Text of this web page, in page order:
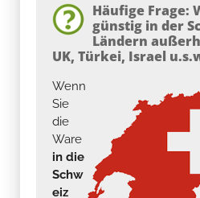
Häufige Frage:
günstig in der
Ländern
UK, Türkei, Israel
Wenn
Sie
die
Ware
in die
Schw
eiz